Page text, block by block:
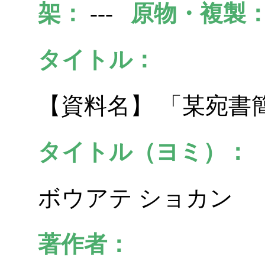
架：
--- 原物・複製
タイトル：
【資料名】 「某宛書
タイトル（ヨミ）：
ボウアテ ショカン
著作者：